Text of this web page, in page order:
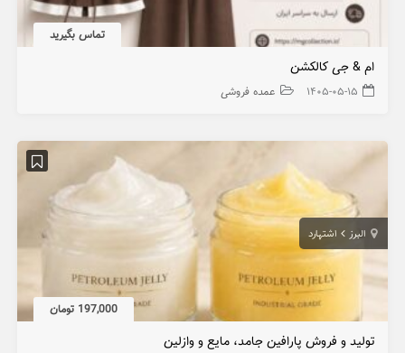
تماس بگیرید
ام & جی کالکشن
۱۴۰۵-۰۵-۱۵ عمده فروشی
البرز اشتهارد
197,000 تومان
تولید و فروش پارافین جامد، مایع و وازلین